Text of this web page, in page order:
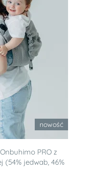
nowość
PRO z
jedwab, 46%